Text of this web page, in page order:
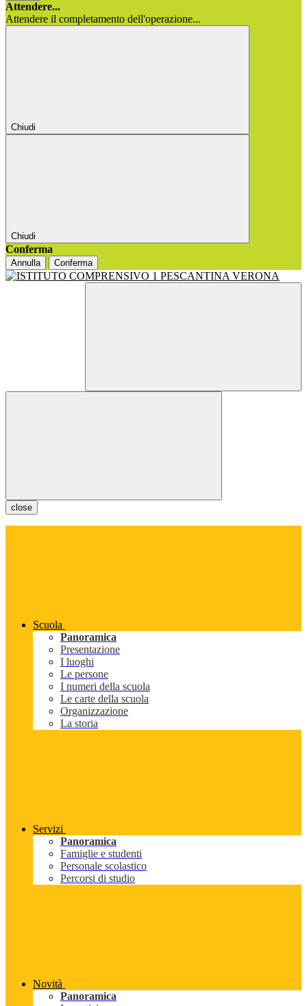
Attendere...
Attendere il completamento dell'operazione...
Chiudi
Chiudi
Conferma
Annulla Conferma
close
Scuola
Panoramica
Presentazione
I luoghi
Le persone
I numeri della scuola
Le carte della scuola
Organizzazione
La storia
Servizi
Panoramica
Famiglie e studenti
Personale scolastico
Percorsi di studio
Novità
Panoramica